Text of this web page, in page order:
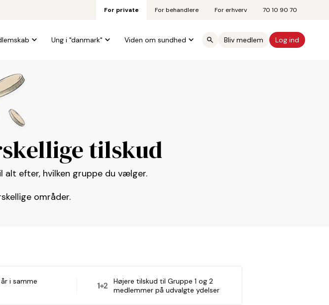
For private For behandlere For erhverv 70 10 90 70
Ung i "danmark" Viden om sundhed Bliv medlem Log ind
tilskud
alt efter, hvilken gruppe du vælger.
områder.
i samme
Højere tilskud til Gruppe 1 og 2
medlemmer på udvalgte ydelser